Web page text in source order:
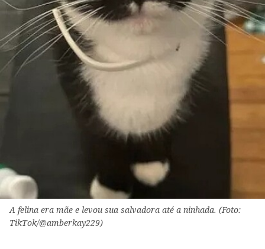
A felina era mãe e levou sua salvadora até a ninhada. (Foto:
TikTok/@amberkay229)